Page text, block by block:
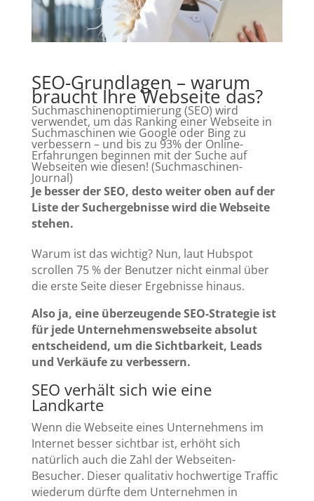
SEO-Grundlagen – warum
braucht Ihre Webseite das?
Suchmaschinenoptimierung (SEO) wird
verwendet, um das Ranking einer Webseite in
Suchmaschinen wie Google oder Bing zu
verbessern – und bis zu 93% der Online-
Erfahrungen beginnen mit der Suche auf
Webseiten wie diesen! (Suchmaschinen-
Journal)
Je besser der SEO, desto weiter oben auf der
Liste der Suchergebnisse wird die Webseite
stehen.
Warum ist das wichtig? Nun, laut Hubspot
scrollen 75 % der Benutzer nicht einmal über
die erste Seite dieser Ergebnisse hinaus.
Also ja, eine überzeugende SEO-Strategie ist
für jede Unternehmenswebseite absolut
entscheidend, um die Sichtbarkeit, Leads
und Verkäufe zu verbessern.
SEO verhält sich wie eine
Landkarte
Wenn die Webseite eines Unternehmens im
Internet besser sichtbar ist, erhöht sich
natürlich auch die Zahl der Webseiten-
Besucher. Dieser qualitativ hochwertige Traffic
wiederum dürfte dem Unternehmen in